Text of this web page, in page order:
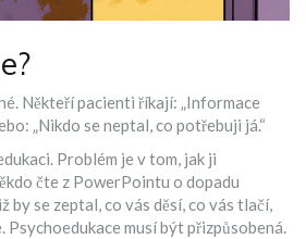
Někteří pacienti říkají: „Informace
„Nikdo se neptal, co potřebuji já.“
Problém je v tom, jak ji
čte z PowerPointu o dopadu
by se zeptal, co vás děsí, co vás tlačí,
Psychoedukace musí být přizpůsobená.